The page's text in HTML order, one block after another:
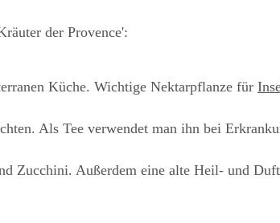
der Provence':
Küche. Wichtige Nektarpflanze für
Als Tee verwendet man ihn bei
Zucchini. Außerdem eine alte Heil- und